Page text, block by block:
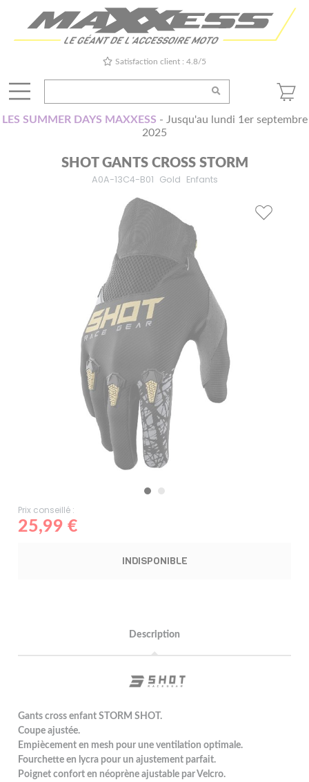
Satisfaction client : 4.8/5
LES SUMMER DAYS MAXXESS - Jusqu'au lundi 1er septembre
2025
SHOT GANTS CROSS STORM
A0A-13C4-B01 Gold Enfants
Prix conseillé :
25,99 €
INDISPONIBLE
Description
Gants cross enfant STORM SHOT.
Coupe ajustée.
Empiècement en mesh pour une ventilation optimale.
Fourchette en lycra pour un ajustement parfait.
Poignet confort en néoprène ajustable par Velcro.